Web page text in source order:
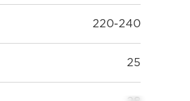
220-240
25